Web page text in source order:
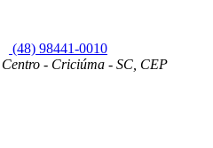
(48) 98441-0010
- Criciúma - SC, CEP